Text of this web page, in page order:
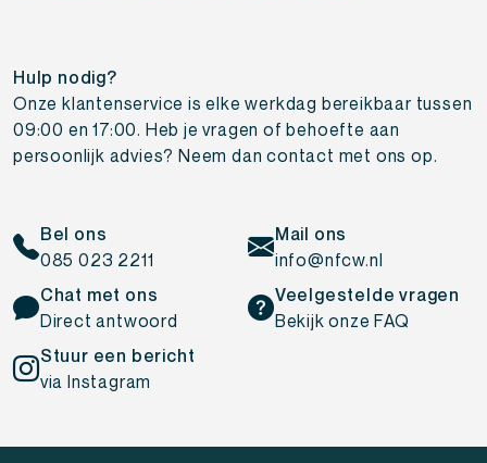
Hulp nodig?
Onze klantenservice is elke werkdag bereikbaar tussen
09:00 en 17:00. Heb je vragen of behoefte aan
persoonlijk advies? Neem dan contact met ons op.
Bel ons
085 023 2211
Mail ons
info@nfcw.nl
Chat met ons
Direct antwoord
Veelgestelde vragen
Bekijk onze FAQ
Stuur een bericht
via Instagram